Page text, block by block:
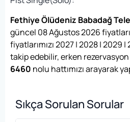
Fethiye Ölüdeniz Babadağ
güncel 08 Ağustos 2026 fiyatları
fiyatlarımızı 2027 | 2028 | 2029
takip edebilir, erken
6460 nolu hattımızı arayarak
Sıkça Sorulan Sorular